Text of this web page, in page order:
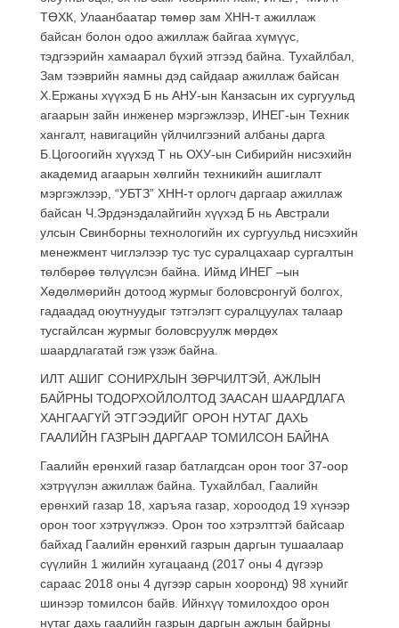
ТӨХК, Улаанбаатар төмөр зам ХНН-т ажиллаж
байсан болон одоо ажиллаж байгаа хүмүүс,
тэдгээрийн хамаарал бүхий этгээд байна. Тухайлбал,
Зам тээврийн яамны дэд сайдаар ажиллаж байсан
Х.Ержаны хүүхэд Б нь АНУ-ын Канзасын их сургуульд
агаарын зайн инженер мэргэжлээр, ИНЕГ-ын Техник
хангалт, навигацийн үйлчилгээний албаны дарга
Б.Цогоогийн хүүхэд Т нь ОХУ-ын Сибирийн нисэхийн
академид агаарын хөлгийн техникийн ашиглалт
мэргэжлээр, “УБТЗ” ХНН-т орлогч даргаар ажиллаж
байсан Ч.Эрдэнэдалайгийн хүүхэд Б нь Австрали
улсын Свинборны технологийн их сургуульд нисэхийн
менежмент чиглэлээр тус тус суралцахаар сургалтын
төлбөрөө төлүүлсэн байна. Иймд ИНЕГ –ын
Хөдөлмөрийн дотоод журмыг боловсронгуй болгох,
гадаадад оюутнуудыг тэтгэлэгт суралцуулах талаар
тусгайлсан журмыг боловсруулж мөрдөх
шаардлагатай гэж үзэж байна.
ИЛТ АШИГ СОНИРХЛЫН ЗӨРЧИЛТЭЙ, АЖЛЫН
БАЙРНЫ ТОДОРХОЙЛОЛТОД ЗААСАН ШААРДЛАГА
ХАНГААГҮЙ ЭТГЭЭДИЙГ ОРОН НУТАГ ДАХЬ
ГААЛИЙН ГАЗРЫН ДАРГААР ТОМИЛСОН БАЙНА
Гаалийн ерөнхий газар батлагдсан орон тоог 37-оор
хэтрүүлэн ажиллаж байна. Тухайлбал, Гаалийн
ерөнхий газар 18, харъяа газар, хороодод 19 хүнээр
орон тоог хэтрүүлжээ. Орон тоо хэтрэлттэй байсаар
байхад Гаалийн ерөнхий газрын даргын тушаалаар
сүүлийн 1 жилийн хугацаанд (2017 оны 4 дүгээр
сараас 2018 оны 4 дүгээр сарын хооронд) 98 хүнийг
шинээр томилсон байв. Ийнхүү томилохдоо орон
нутаг дахь гаалийн газрын даргын ажлын байрны